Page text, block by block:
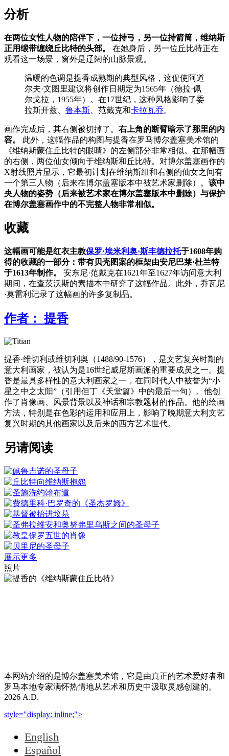
分析
在两位女性人物的陪伴下，一位持弓，另一位持箭筒，维纳斯
正用缎带缠绕丘比特的头部。
在她身后，另一位丘比特正在
观看这一场景，窗外是辽阔的山脉景观。
温暖的色调是提香成熟期的典型风格，这促使阿道
尔夫·文图里建议将创作日期定为1565年（德拉·佩
尔戈拉，1955年）。在17世纪，这种风格影响了委
拉斯开兹、 鲁本斯 、范戴克和卡拉瓦乔。
画作完成后，其右侧被切掉了。 右上角的断臂暗示了那里的内
容。
此外，这幅作品的构图与提香在罗马博尔盖塞美术馆的
《维纳斯蒙住丘比特的眼睛》的左侧部分非常相似。在那幅画
的右侧，两位仙女倾向于维纳斯和丘比特。对博尔盖塞画作的
X射线照片显示，它最初计划在维纳斯组和右侧的仙女之间有
一个第三人物（后来在博尔盖塞版本中被艺术家删除）。 该中
央人物的姿势（后来被艺术家在博尔盖塞版本中删除）与保护
在博尔盖塞画作中的不完整人物非常相似。
收藏
这幅画可能是红衣主教保罗·埃米利奥·斯丰德拉托于1608年购
得的收藏的一部分：带有贝壳图案的框架由安尼巴莱·杜兰特
于1613年制作。
安东尼·范戴克在1621年至1627年访问意大利
期间，在查茨沃斯的素描本中研究了这幅作品。此外，乔瓦尼
·莫雷利记录了这幅画的许多复制品。
作者： 提香
提香·维切利或维切利奥（1488/90-1576），是文艺复兴时期的
意大利画家，被认为是16世纪威尼斯画派的重要成员之一。提
香是最具多样性的意大利画家之一，在同时代人中被誉为“小
星之中之太阳”（引用但丁《天堂篇》中的最后一句）。他创
作了肖像画、风景背景以及神话和宗教题材的作品。他的绘画
方法，特别是在色彩的运用和应用上，影响了晚期意大利文艺
复兴时期的其他画家以及后来的西方艺术世代。
另请阅读
展示更多
照片
本网站介绍的是博尔盖塞美术馆，它是由真正的艺术爱好者和
罗马本地专家满怀热情地从艺术和历史中汲取灵感创建的。
2026 A.D.
style="display: inline;">
English
Español